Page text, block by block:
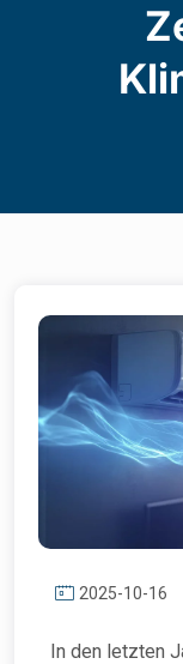
2025-10-16
In den letzten